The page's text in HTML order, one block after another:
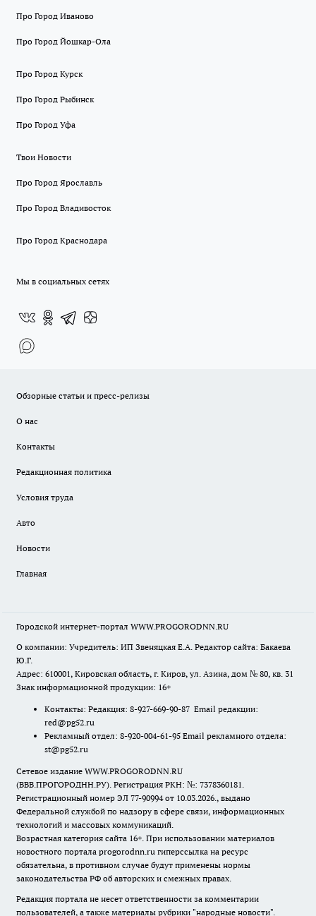
Про Город Иваново
Про Город Йошкар-Ола
Про Город Курск
Про Город Рыбинск
Про Город Уфа
Твои Новости
Про Город Ярославль
Про Город Владивосток
Про Город Краснодара
Мы в социальных сетях
Обзорные статьи и пресс-релизы
О нас
Контакты
Редакционная политика
Условия труда
Авто
Новости
Главная
Городской интернет-портал WWW.PROGORODNN.RU
О компании: Учредитель: ИП Звеняцкая Е.А. Редактор сайта: Бакаева
Ю.Г.
Адрес: 610001, Кировская область, г. Киров, ул. Азина, дом № 80, кв. 31
Знак информационной продукции: 16+
Контакты: Редакция: 8-927-669-90-87 Email редакции:
red@pg52.ru
Рекламный отдел: 8-920-004-61-95 Email рекламного отдела:
st@pg52.ru
Сетевое издание WWW.PROGORODNN.RU
(ВВВ.ПРОГОРОДНН.РУ). Регистрация РКН: №: 7378360181.
Регистрационный номер ЭЛ 77-90994 от 10.03.2026., выдано
Федеральной службой по надзору в сфере связи, информационных
технологий и массовых коммуникаций.
Возрастная категория сайта 16+. При использовании материалов
новостного портала progorodnn.ru гиперссылка на ресурс
обязательна, в противном случае будут применены нормы
законодательства РФ об авторских и смежных правах.
Редакция портала не несет ответственности за комментарии
пользователей, а также материалы рубрики "народные новости".